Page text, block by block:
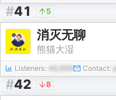
#41 5
消灭无聊
熊猫大湿
Listeners: 46,699 Contact:
#42 8